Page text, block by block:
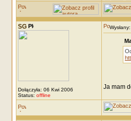
SG
Dołączyła: 06 Kwi 2006
Status: offline
Ja mam